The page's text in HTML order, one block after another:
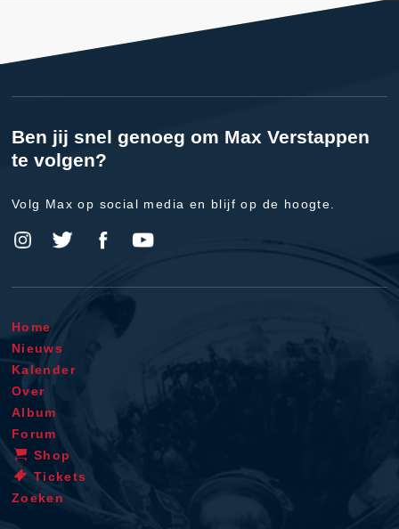
Ben jij snel genoeg om Max Verstappen
te volgen?
Volg Max op social media en blijf op de hoogte.
Home
Nieuws
Kalender
Over
Album
Forum
Shop
Tickets
Zoeken